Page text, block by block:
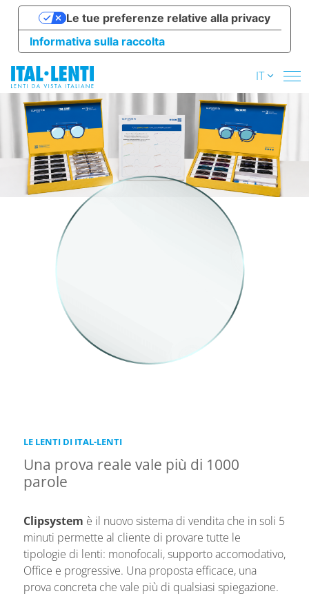
IT
LE LENTI DI ITAL-LENTI
Una prova reale vale più di 1000
parole
Clipsystem è il nuovo sistema di vendita che in soli 5
minuti permette al cliente di provare tutte le
tipologie di lenti: monofocali, supporto accomodativo,
Office e progressive. Una proposta efficace, una
prova concreta che vale più di qualsiasi spiegazione.
Informativa sulla raccolta
Le tue preferenze relative alla privacy